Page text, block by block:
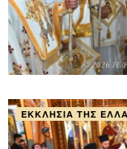
ΕΚΚΛΗΣΊΑ ΤΗΣ